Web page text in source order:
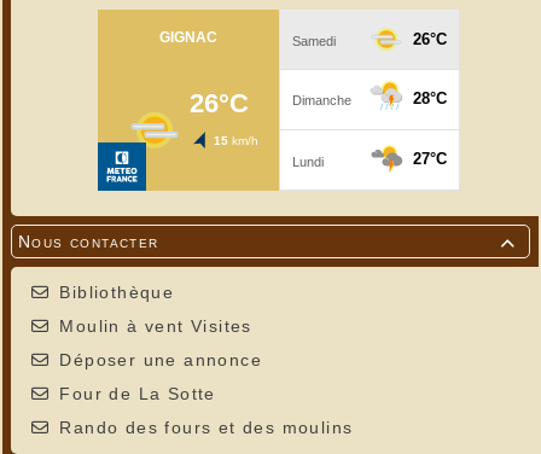

Nous contacter
Bibliothèque
Moulin à vent Visites
Déposer une annonce
Four de La Sotte
Rando des fours et des moulins